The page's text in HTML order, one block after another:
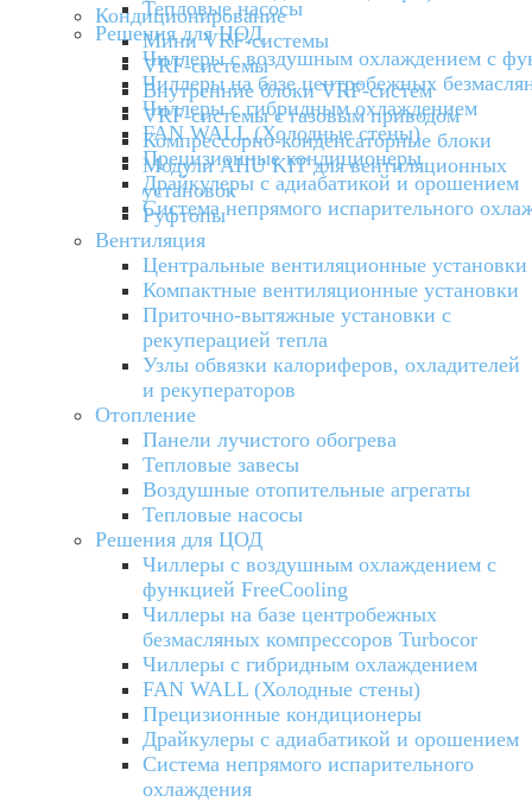
Кондиционирование
Мини VRF-системы
VRF-системы
Внутренние блоки VRF-систем
VRF-системы с газовым приводом
Компрессорно-конденсаторные блоки
Модули AHU KIT для вентиляционных
установок
Руфтопы
Вентиляция
Центральные вентиляционные установки
Компактные вентиляционные установки
Приточно-вытяжные установки с
рекуперацией тепла
Узлы обвязки калориферов, охладителей
и рекуператоров
Отопление
Панели лучистого обогрева
Тепловые завесы
Воздушные отопительные агрегаты
Тепловые насосы
Решения для ЦОД
Чиллеры с воздушным охлаждением с
функцией FreeCooling
Чиллеры на базе центробежных
безмасляных компрессоров Turbocor
Чиллеры с гибридным охлаждением
FAN WALL (Холодные стены)
Прецизионные кондиционеры
Драйкулеры с адиабатикой и орошением
Система непрямого испарительного
охлаждения
Тепловые насосы
Решения для ЦОД
Чиллеры с воздушным охлаждением с
Чиллеры на базе центробежных
Чиллеры с гибридным охлаждением
FAN WALL (Холодные стены)
Прецизионные кондиционеры
Драйкулеры с адиабатикой и орошением
Система непрямого испарительного